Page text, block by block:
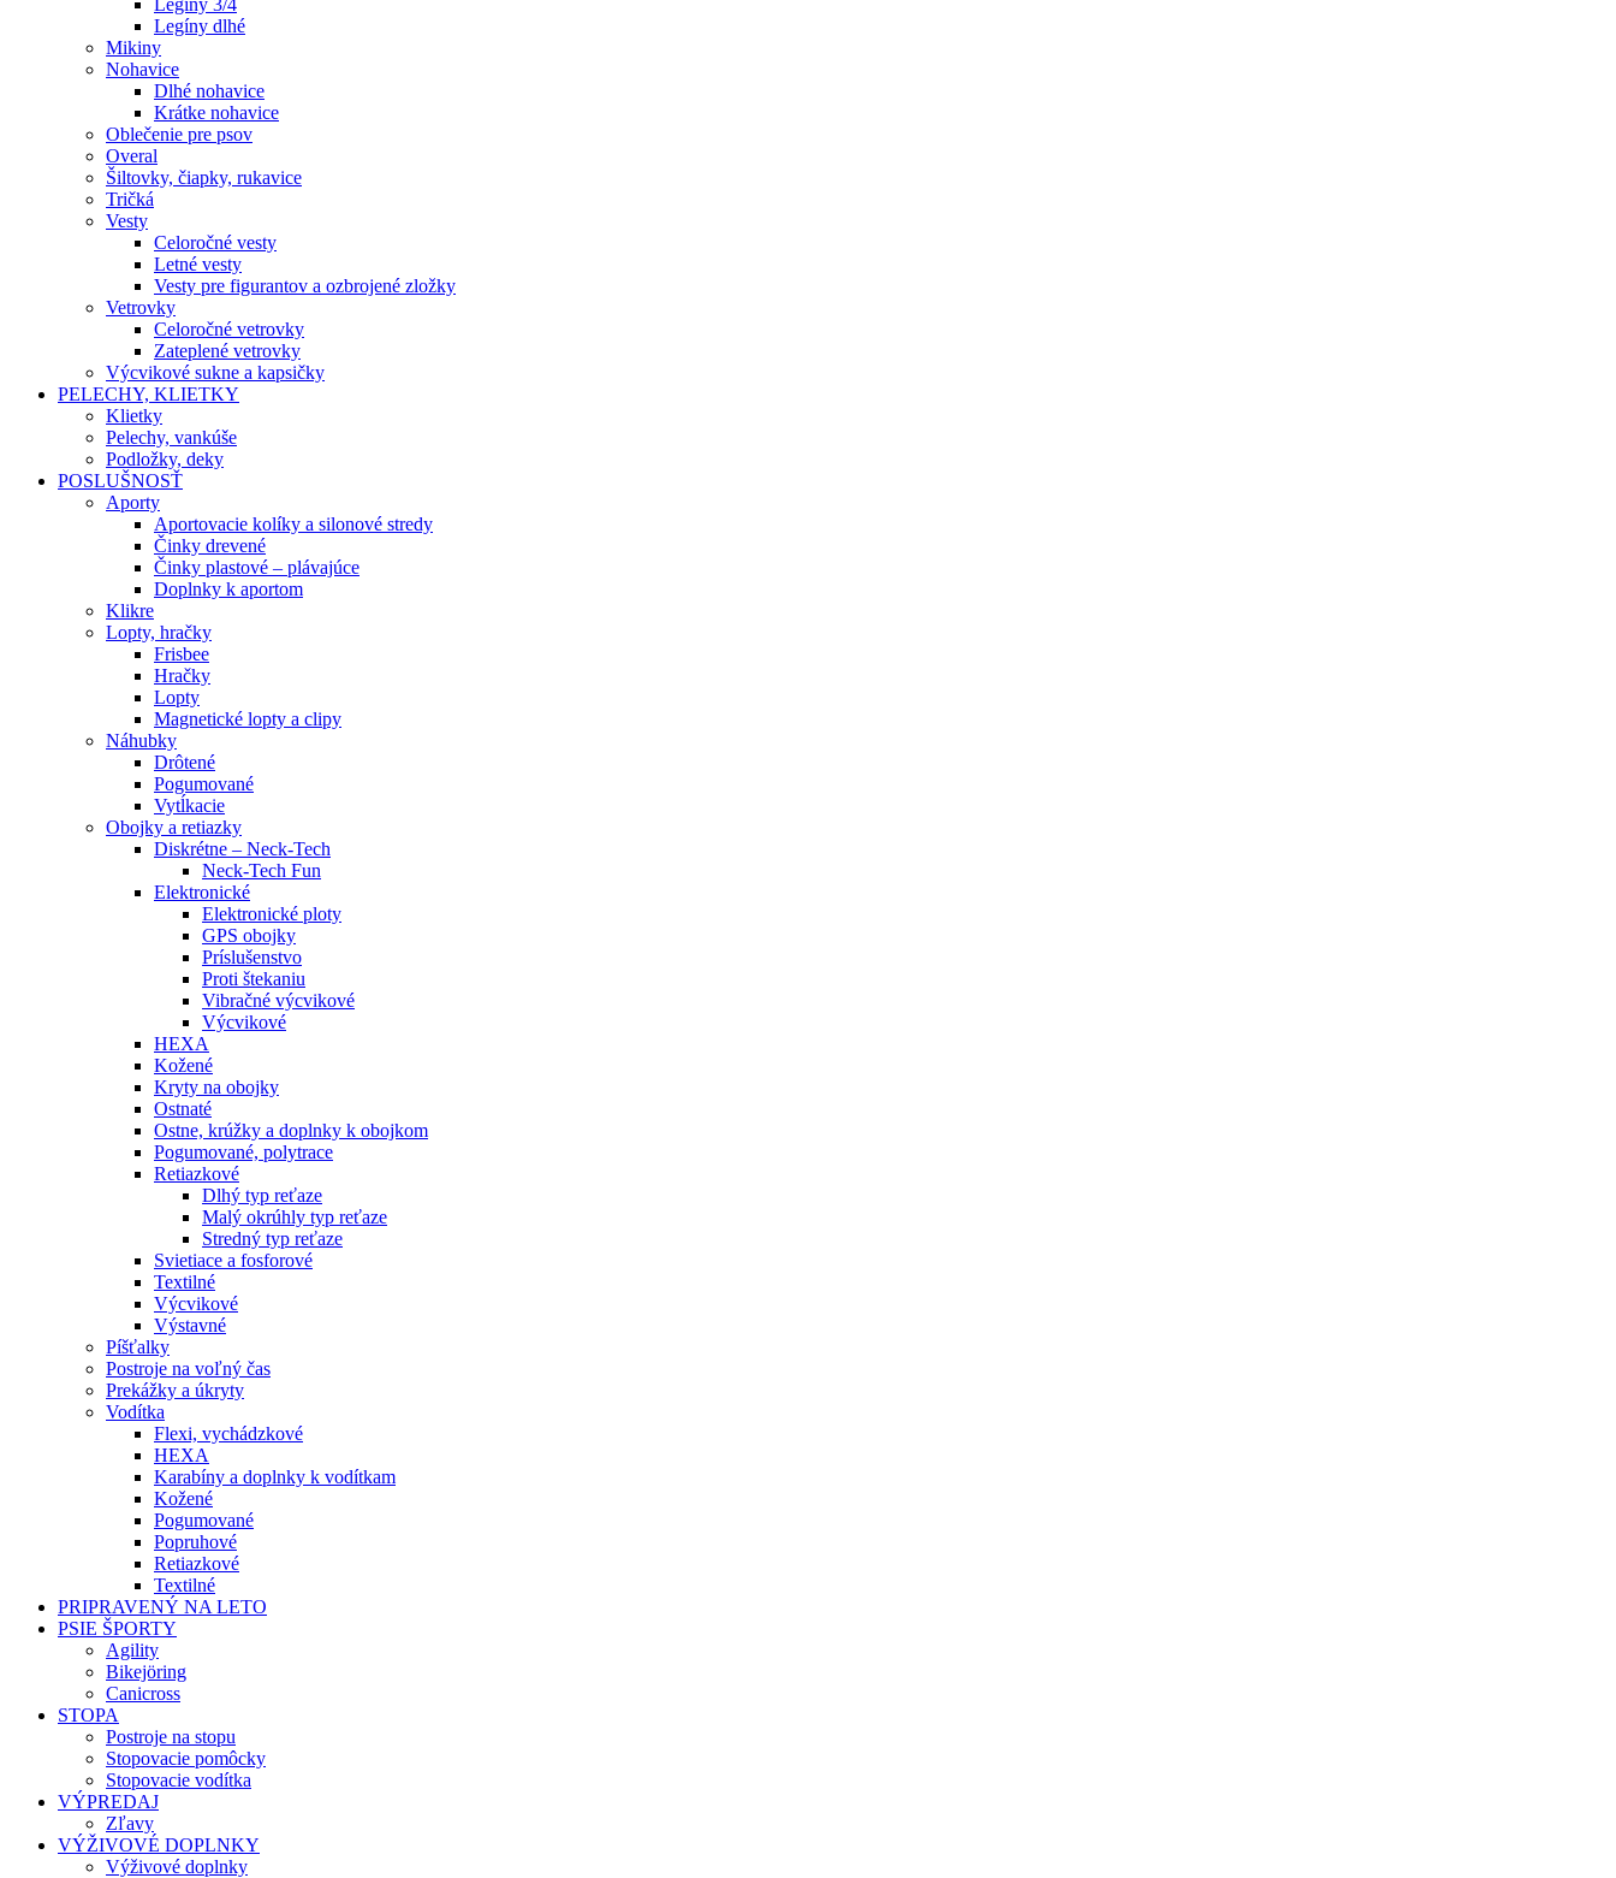
Legíny 3/4
Legíny dlhé
Mikiny
Nohavice
Dlhé nohavice
Krátke nohavice
Oblečenie pre psov
Overal
Šiltovky, čiapky, rukavice
Tričká
Vesty
Celoročné vesty
Letné vesty
Vesty pre figurantov a ozbrojené zložky
Vetrovky
Celoročné vetrovky
Zateplené vetrovky
Výcvikové sukne a kapsičky
PELECHY, KLIETKY
Klietky
Pelechy, vankúše
Podložky, deky
POSLUŠNOSŤ
Aporty
Aportovacie kolíky a silonové stredy
Činky drevené
Činky plastové – plávajúce
Doplnky k aportom
Klikre
Lopty, hračky
Frisbee
Hračky
Lopty
Magnetické lopty a clipy
Náhubky
Drôtené
Pogumované
Vytĺkacie
Obojky a retiazky
Diskrétne – Neck-Tech
Neck-Tech Fun
Elektronické
Elektronické ploty
GPS obojky
Príslušenstvo
Proti štekaniu
Vibračné výcvikové
Výcvikové
HEXA
Kožené
Kryty na obojky
Ostnaté
Ostne, krúžky a doplnky k obojkom
Pogumované, polytrace
Retiazkové
Dlhý typ reťaze
Malý okrúhly typ reťaze
Stredný typ reťaze
Svietiace a fosforové
Textilné
Výcvikové
Výstavné
Píšťalky
Postroje na voľný čas
Prekážky a úkryty
Vodítka
Flexi, vychádzkové
HEXA
Karabíny a doplnky k vodítkam
Kožené
Pogumované
Popruhové
Retiazkové
Textilné
PRIPRAVENÝ NA LETO
PSIE ŠPORTY
Agility
Bikejöring
Canicross
STOPA
Postroje na stopu
Stopovacie pomôcky
Stopovacie vodítka
VÝPREDAJ
Zľavy
VÝŽIVOVÉ DOPLNKY
Výživové doplnky